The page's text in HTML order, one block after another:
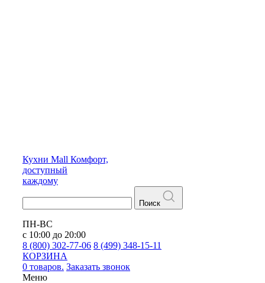
Кухни Mall Комфорт,
доступный
каждому
Поиск
ПН-ВС
с 10:00 до 20:00
8 (800) 302-77-06 8 (499) 348-15-11
КОРЗИНА
0 товаров. Заказать звонок
Меню